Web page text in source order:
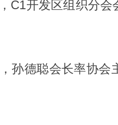
C1开发区组织分
孙德聪会长率协会